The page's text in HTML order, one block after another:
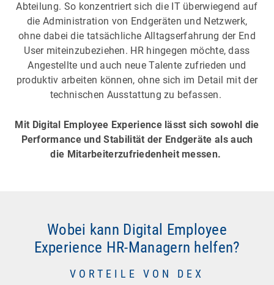
Abteilung. So konzentriert sich die IT überwiegend auf
die Administration von Endgeräten und Netzwerk,
ohne dabei die tatsächliche Alltagserfahrung der End
User miteinzubeziehen. HR hingegen möchte, dass
Angestellte und auch neue Talente zufrieden und
produktiv arbeiten können, ohne sich im Detail mit der
technischen Ausstattung zu befassen.
Mit Digital Employee Experience lässt sich sowohl die
Performance und Stabilität der Endgeräte als auch
die Mitarbeiterzufriedenheit messen.
Wobei kann Digital Employee
Experience HR-Managern helfen?
VORTEILE VON DEX